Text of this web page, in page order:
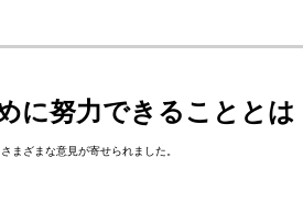
に努力できることとは
まざまな意見が寄せられました。